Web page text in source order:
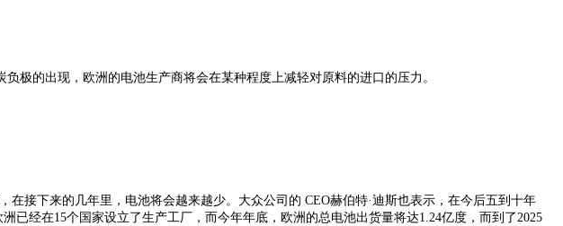
极的出现，欧洲的电池生产商将会在某种程度上减轻对原料的进口的压力。
接下来的几年里，电池将会越来越少。大众公司的 CEO赫伯特·迪斯也表示，在今后五到十年
已经在15个国家设立了生产工厂，而今年年底，欧洲的总电池出货量将达1.24亿度，而到了2025